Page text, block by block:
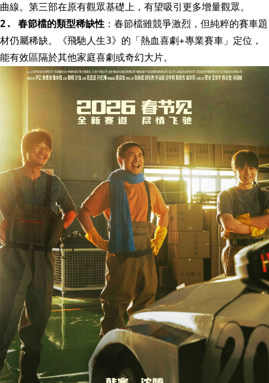
曲線。第三部在原有觀眾基礎上，有望吸引更多增量觀眾。
2. 春節檔的類型稀缺性 ：春節檔雖競爭激烈，但純粹的賽車題
材仍屬稀缺。《飛馳人生3》的「熱血喜劇+專業賽車」定位，
能有效區隔於其他家庭喜劇或奇幻大片。